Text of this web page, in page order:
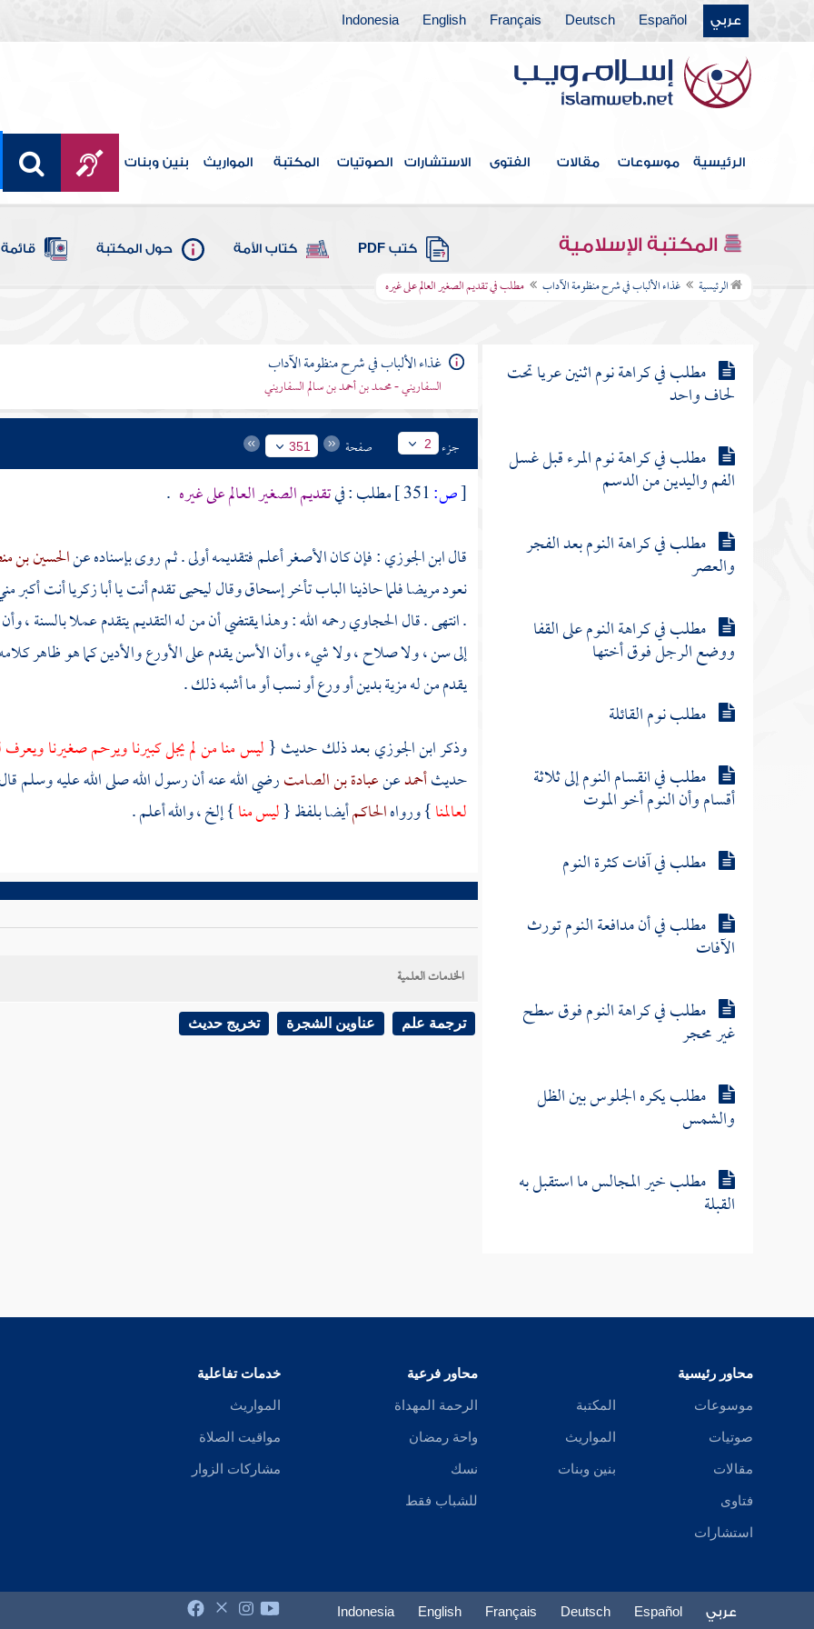
عربي Español
Deutsch
Français
English
Indonesia
الرئيسية موسوعات مقالات الفتوى الاستشارات الصوتيات المكتبة المواريث بنين وبنات
المكتبة الإسلامية كتب PDF كتاب الأمة حول المكتبة
الرئيسية غذاء الألباب في شرح منظومة الآداب مطلب في تقديم الصغير العالم على غيره
مطلب في كراهة مشية المطيطا
مطلب في عدم كراهة التبختر في
الحرب
مطلب المشيات عشرة أنواع
مطلب في تقديم الصغير العالم على
مطلب في كراهة نوم اثنين عريا تحت
لحاف واحد
مطلب في كراهة نوم المرء قبل غسل
الفم واليدين من الدسم
مطلب في كراهة النوم بعد الفجر
والعصر
مطلب في كراهة النوم على القفا
ووضع الرجل فوق أختها
مطلب نوم القائلة
مطلب في انقسام النوم إلى ثلاثة
أقسام وأن النوم أخو الموت
مطلب في آفات كثرة النوم
مطلب في أن مدافعة النوم تورث
الآفات
مطلب في كراهة النوم فوق سطح
غير محجر
مطلب يكره الجلوس بين الظل
والشمس
مطلب خير المجالس ما استقبل به
القبلة
مطلب يكره النوم تحت السماء
متجردا
النوم
مطلب أذكار الصباح والمساء
غذاء الألباب في شرح منظومة الآداب
السفاريني - محمد بن أحمد بن سالم السفاريني
جزء 2 صفحة 351
[ص: مطلب : فيتقديم الصغير العالم على غيره .
قالابن الجوزي: فإن كان الأصغر أعلم فتقديمه أولى . ثم روى بإسناده عنالحسين بن
نعود مريضا فلما حاذينا الباب تأخر إسحاق وقالليحيىتقدم أنت ياأبا زكرياأنت أكبر
. انتهى . قالالحجاويرحمه الله : وهذا يقتضي أن من له التقديم يتقدم عملا بالسنة ،
إلى سن ، ولا صلاح ، ولا شيء ، وأن الأسن يقدم على الأورع والأدين كما هو ظاهر
يقدم من له مزية بدين أو ورع أو نسب أو ما أشبه ذلك .
وذكرابن الجوزيبعد ذلك حديث {ليس منا من لم يجل كبيرنا ويرحم صغيرنا ويعرف
حديثأحمدعنعبادة بن الصامترضي الله عنه أن رسول الله صلى الله عليه وسلم
لعالمنا} ورواهالحاكمأيضا بلفظ {ليس منا} إلخ ، والله أعلم .
الخدمات العلمية
ترجمة علم عناوين الشجرة تخريج حديث
محاور رئيسية
موسوعات
صوتيات
مقالات
فتاوى
استشارات
المكتبة
المواريث
بنين وبنات
محاور فرعية
الرحمة المهداة
واحة رمضان
نسك
للشباب فقط
خدمات تفاعلية
المواريث
مواقيت الصلاة
مشاركات الزوار
عربي Español
Deutsch
Français
English
Indonesia